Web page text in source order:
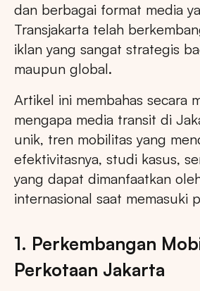
dan berbagai format media
Transjakarta telah
iklan yang sangat strategis
maupun global.
Artikel ini membahas secara
mengapa media transit di
unik, tren mobilitas yang
efektivitasnya, studi kasus,
yang dapat dimanfaatkan
internasional saat memasuki
1. Perkembangan
Perkotaan Jakarta